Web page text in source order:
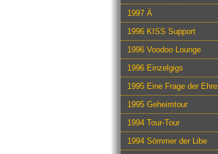
1997 Ä
1996 KISS Support
1996 Voodoo Lounge
1996 Einzelgigs
1995 Eine Frage der Ehre
1995 Geheimtour
1994 Tour-Tour
1994 Sömmer der Libe